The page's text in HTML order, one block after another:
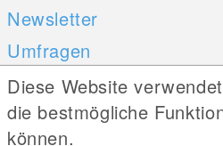
Newsletter
Umfragen
Mobile Apps
Diese Website
die bestmögliche
können.